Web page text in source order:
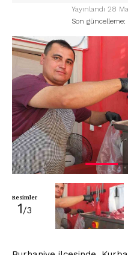
Son güncelleme:
Yayınlandı 28
Resimler
1/3